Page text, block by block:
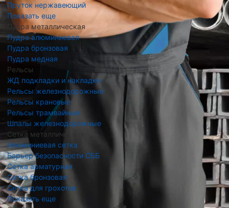
Пруток нержавеющий
Показать еще
Пудра металлическая
Пудра алюминиевая
Пудра бронзовая
Пудра медная
Рельсы
ЖД подкладки и накладки
Рельсы железнодорожные
Рельсы крановые
Рельсы трамвайные
Шпалы железнодорожные
Сетка металлическая
Алюминиевая сетка
Барьер безопасности СББ
Сетка арматурная
Сетка бронзовая
Сетка для грохотов
Показать еще